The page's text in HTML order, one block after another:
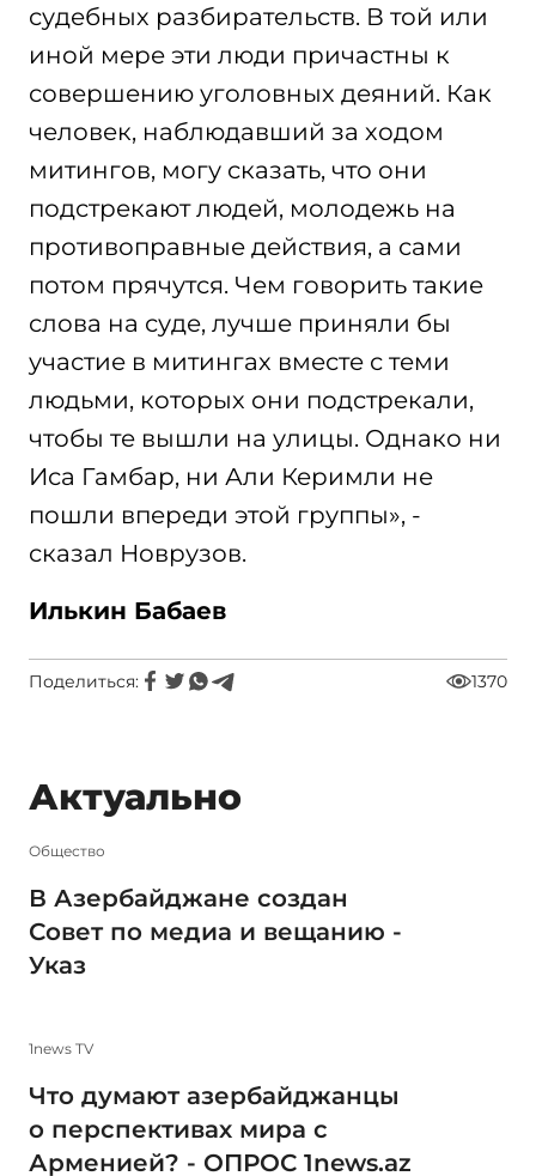
судебных разбирательств. В той или
иной мере эти люди причастны к
совершению уголовных деяний. Как
человек, наблюдавший за ходом
митингов, могу сказать, что они
подстрекают людей, молодежь на
противоправные действия, а сами
потом прячутся. Чем говорить такие
слова на суде, лучше приняли бы
участие в митингах вместе с теми
людьми, которых они подстрекали,
чтобы те вышли на улицы. Однако ни
Иса Гамбар, ни Али Керимли не
пошли впереди этой группы», -
сказал Новрузов.
Илькин Бабаев
Поделиться: 1370
Актуально
Общество
В Азербайджане создан
Совет по медиа и вещанию -
Указ
1news TV
Что думают азербайджанцы
о перспективах мира с
Арменией? - ОПРОС 1news.az